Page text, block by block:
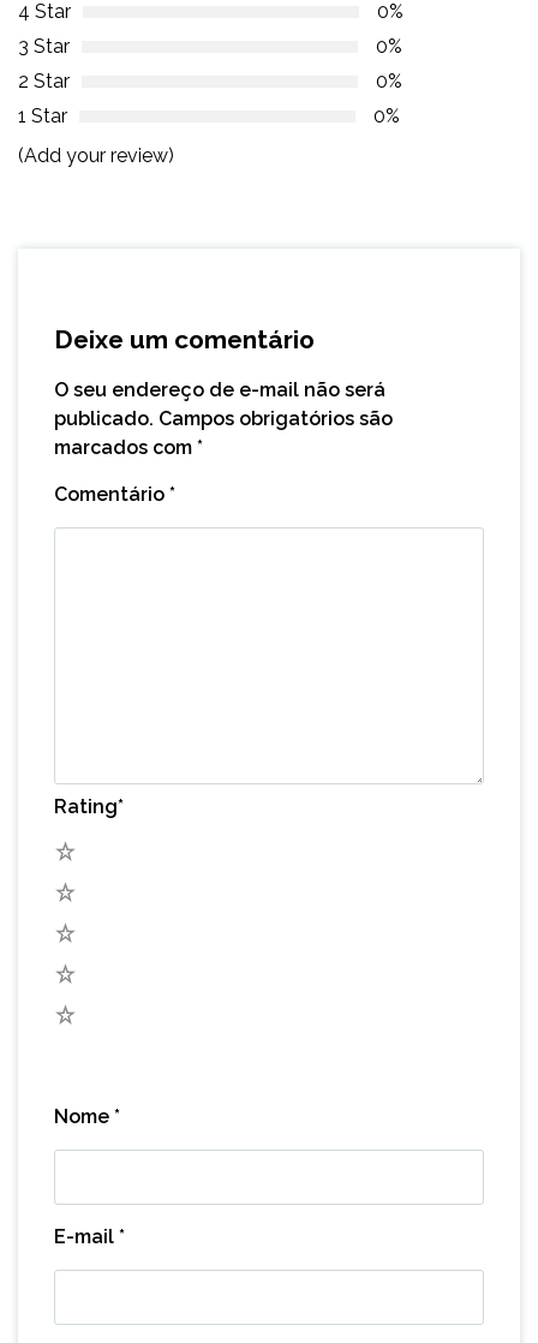
4 Star
0%
3 Star
0%
2 Star
0%
1 Star
0%
(Add your review)
Deixe um comentário
O seu endereço de e-mail não será
publicado. Campos obrigatórios são
marcados com *
Comentário *
Rating*
Nome *
E-mail *